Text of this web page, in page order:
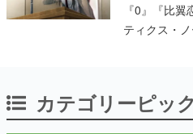
『0』『比
ティクス・
ど科学アド
カテゴリーピッ